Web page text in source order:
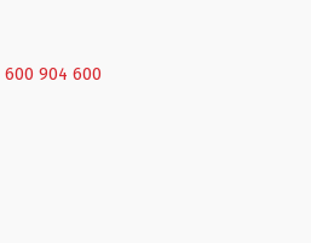
600 904 600